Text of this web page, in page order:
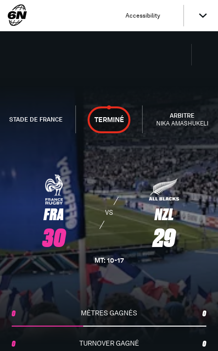
Accessibility
STADE DE FRANCE TERMINÉ
ARBITRE
NIKA AMASHUKELI
FRA
30
VS NZL
29
MT:10-17
0 MÈTRES GAGNÉS 0
0 TURNOVER GAGNÉ 0